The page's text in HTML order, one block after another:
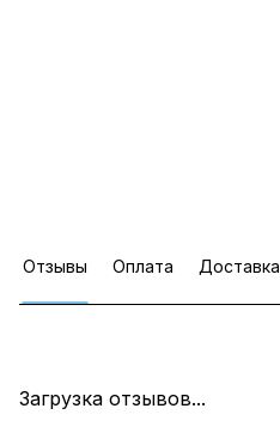
Отзывы Оплата Доставка
Загрузка отзывов...